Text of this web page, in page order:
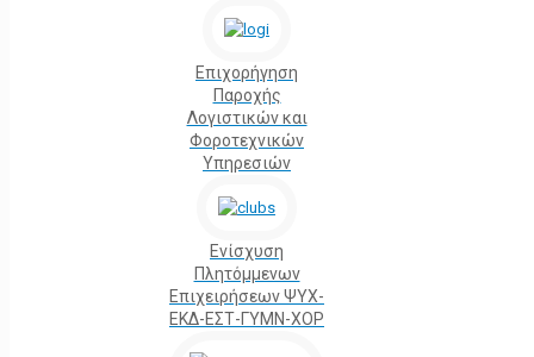
Επιχορήγηση
Παροχής
Λογιστικών και
Φοροτεχνικών
Υπηρεσιών
Ενίσχυση
Πλητόμμενων
Επιχειρήσεων ΨΥΧ-
ΕΚΔ-ΕΣΤ-ΓΥΜΝ-ΧΟΡ